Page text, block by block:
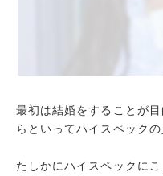
最初は結婚をすることが
らといってハイスペック
たしかにハイスペックに